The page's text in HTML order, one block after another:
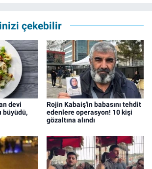
çekebilir
devi
büyüdü,
Rojin Kabaiş'in babasını tehdit
edenlere operasyon! 10 kişi
gözaltına alındı